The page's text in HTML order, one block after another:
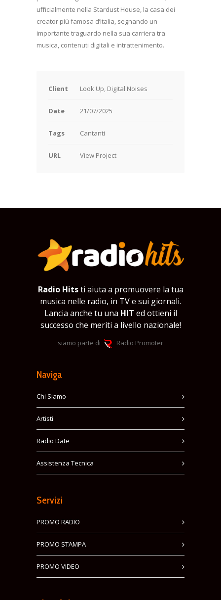
uﬃcialmente nella Stardust House, la casa dei
creator più famosa d’Italia, segnando un
importante traguardo nella sua carriera tra
musica, contenuti digitali e intrattenimento.
Client Look Up, Digital Noises
Date 21/07/2025
Tags Cantanti
URL View Project
Radio Hitsti aiuta a promuovere la tua
musica nelle radio, in TV e sui giornali.
Lancia anche tu una HIT ed ottieni il
successo che meriti a livello nazionale!
siamo parte di Radio Promoter
Naviga
Chi Siamo
Artisti
Radio Date
Assistenza Tecnica
Servizi
PROMO RADIO
PROMO STAMPA
PROMO VIDEO